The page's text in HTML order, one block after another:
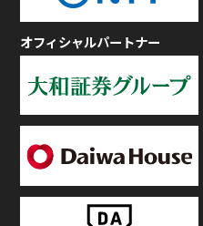
オフィシャルパートナー